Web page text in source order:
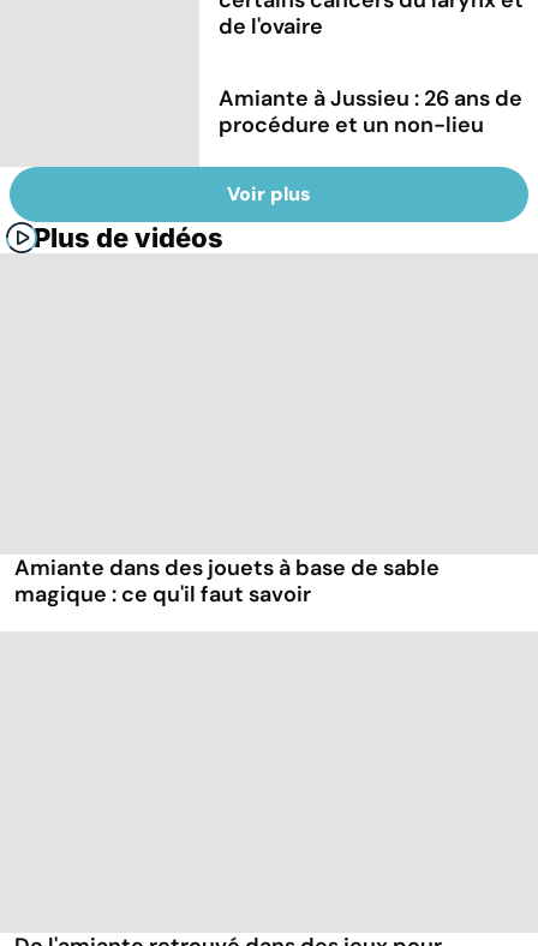
de l'ovaire
Amiante à Jussieu : 26 ans de
procédure et un non-lieu
Voir plus
Plus de vidéos
Amiante dans des jouets à base de sable
magique : ce qu'il faut savoir